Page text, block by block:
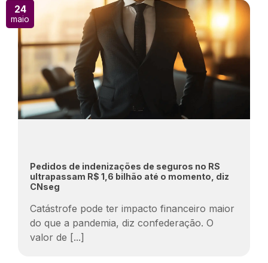
24
maio
Pedidos de indenizações de seguros no RS
ultrapassam R$ 1,6 bilhão até o momento, diz
CNseg
Catástrofe pode ter impacto financeiro maior
do que a pandemia, diz confederação. O
valor de [...]